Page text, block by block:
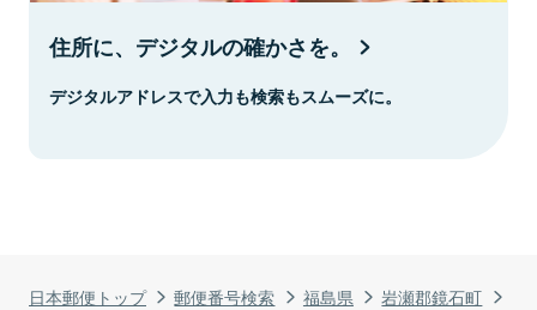
日本郵便トップ 郵便番号検索 福島県
岩瀬郡鏡石町
住所に、デジタルの確かさを。
デジタルアドレスで入力も検索もスムーズに。